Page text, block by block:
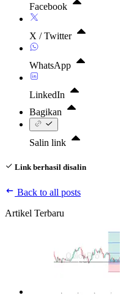
Facebook
X / Twitter
WhatsApp
LinkedIn
Bagikan
Salin link
Link berhasil disalin
Back to all posts
Artikel Terbaru